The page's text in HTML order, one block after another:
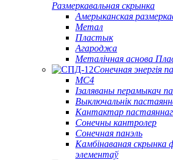
Размеркавальная скрынка
Амерыканская
Метал
Пластык
Агароджа
Металічная аснова
Сонечная энергія
МС4
Ізаляваны перамыкач
Выключальнік
Кантактар
Сонечны кантролер
Сонечная панэль
Камбінаваная
элементаў